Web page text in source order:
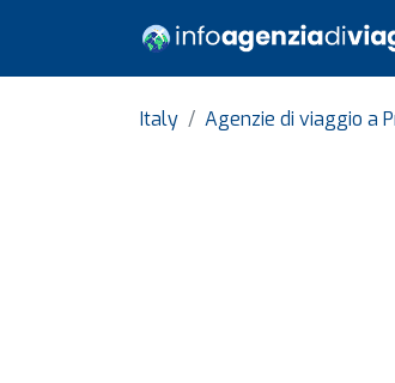
Italy Agenzie di viaggio a